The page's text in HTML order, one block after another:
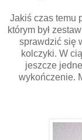
Jakiś czas temu
którym był
sprawdzić się
kolczyki. W
jeszcze
wykończenie.